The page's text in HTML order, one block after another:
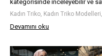
kategorisinde inceleyebilir ve
Kadın Triko, Kadın Triko
Devamını oku